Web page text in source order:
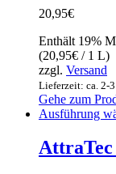
20,95€
Enthält 19%
(20,95€ / 1 L)
zzgl. Versand
Lieferzeit: ca. 2-
Gehe zum
Ausführung
AttraTec